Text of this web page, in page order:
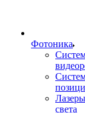
Фотоника
света